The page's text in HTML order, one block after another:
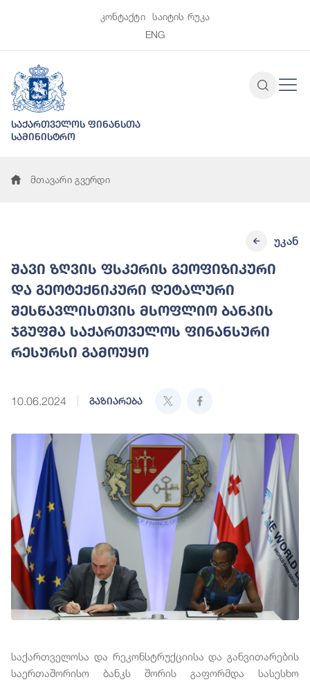
კონტაქტი
საიტის რუკა
ENG
საქართველოს ფინანსთა
სამინისტრო
მთავარი გვერდი
შავი ზღვის ფსკერის გეოფიზიკური
და გეოტექნიკური დეტალური
შესწავლისთვის მსოფლიო ბანკის
ჯგუფმა საქართველოს ფინანსური
რესურსი გამოუყო
10.06.2024 გაზიარება
უკან
საქართველოსა და რეკონსტრუქციისა და განვითარების
საერთაშორისო ბანკს შორის გაფორმდა სასესხო